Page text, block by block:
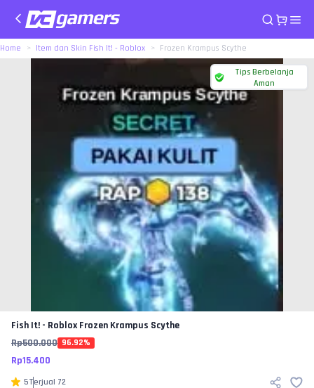
Home Item dan Skin Fish It! - Roblox Frozen Krampus Scythe
Tips Berbelanja
Aman
Fish It! - Roblox Frozen Krampus Scythe
Rp500.000 96.92%
Rp15.400
5Terjual 72